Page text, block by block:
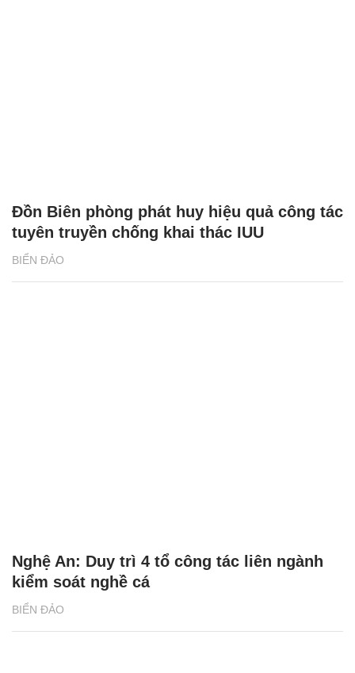
BIỂN ĐẢO
Đồn Biên phòng phát huy hiệu quả công tác
tuyên truyền chống khai thác IUU
BIỂN ĐẢO
Nghệ An: Duy trì 4 tổ công tác liên ngành
kiểm soát nghề cá